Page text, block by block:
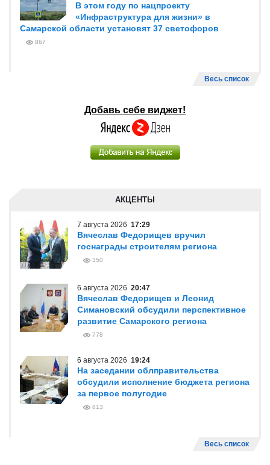
В этом году по нацпроекту
«Инфраструктура для жизни» в
Самарской области установят 37 светофоров
867
Весь список
Добавь себе виджет!
АКЦЕНТЫ
7 августа 2026 17:29
Вячеслав Федорищев вручил
госнаграды строителям региона
350
6 августа 2026 20:47
Вячеслав Федорищев и Леонид
Симановский обсудили перспективное
развитие Самарского региона
778
6 августа 2026 19:24
На заседании облправительства
обсудили исполнение бюджета региона
за первое полугодие
813
Весь список